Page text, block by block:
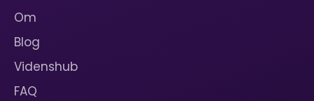
Om
Blog
Videnshub
FAQ